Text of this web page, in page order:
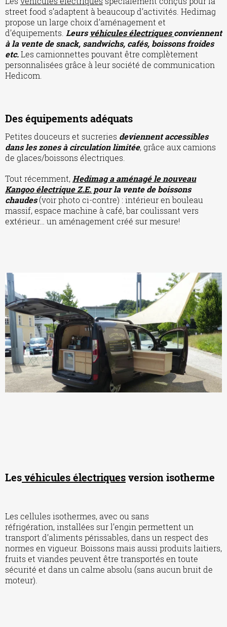
street food s’adaptent à beaucoup d’activités. Hedimag
propose un large choix d’aménagement et
d’équipements. Leursvéhicules électriquesconviennent
à la vente de snack, sandwichs, cafés, boissons froides
etc.Les camionnettes pouvant être complètement
personnalisées grâce à leur société de communication
Hedicom.
Des équipements adéquats
Petites douceurs et sucreries deviennent accessibles
dans les zones à circulation limitée, grâce aux camions
de glaces/boissons électriques.
Tout récemment,Hedimag a aménagé le nouveau
Kangoo électrique Z.E. pour la vente de boissons
chaudes(voir photo ci-contre) : intérieur en bouleau
massif, espace machine à café, bar coulissant vers
extérieur… un aménagement créé sur mesure!
Lesvéhicules électriquesversion isotherme
Les cellules isothermes, avec ou sans
réfrigération, installées sur l’engin permettent un
transport d’aliments périssables, dans un respect des
normes en vigueur. Boissons mais aussi produits laitiers,
fruits et viandes peuvent être transportés en toute
sécurité et dans un calme absolu (sans aucun bruit de
moteur).